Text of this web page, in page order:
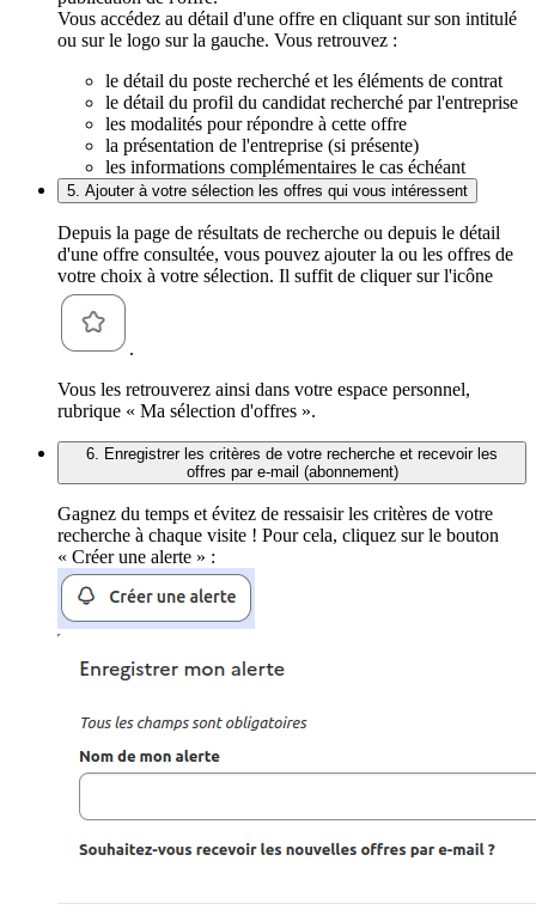
Vous accédez au détail d'une offre en cliquant sur son intitulé
ou sur le logo sur la gauche. Vous retrouvez :
le détail du poste recherché et les éléments de contrat
le détail du profil du candidat recherché par l'entreprise
les modalités pour répondre à cette offre
la présentation de l'entreprise (si présente)
les informations complémentaires le cas échéant
5. Ajouter à votre sélection les offres qui vous intéressent
Depuis la page de résultats de recherche ou depuis le détail
d'une offre consultée, vous pouvez ajouter la ou les offres de
votre choix à votre sélection. Il suffit de cliquer sur l'icône
.
Vous les retrouverez ainsi dans votre espace personnel,
rubrique « Ma sélection d'offres ».
6. Enregistrer les critères de votre recherche et recevoir les
offres par e-mail (abonnement)
Gagnez du temps et évitez de ressaisir les critères de votre
recherche à chaque visite ! Pour cela, cliquez sur le bouton
« Créer une alerte » :